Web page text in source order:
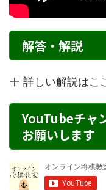
解答・解説
詳しい解説はこ
YouTubeチャ
お願いします